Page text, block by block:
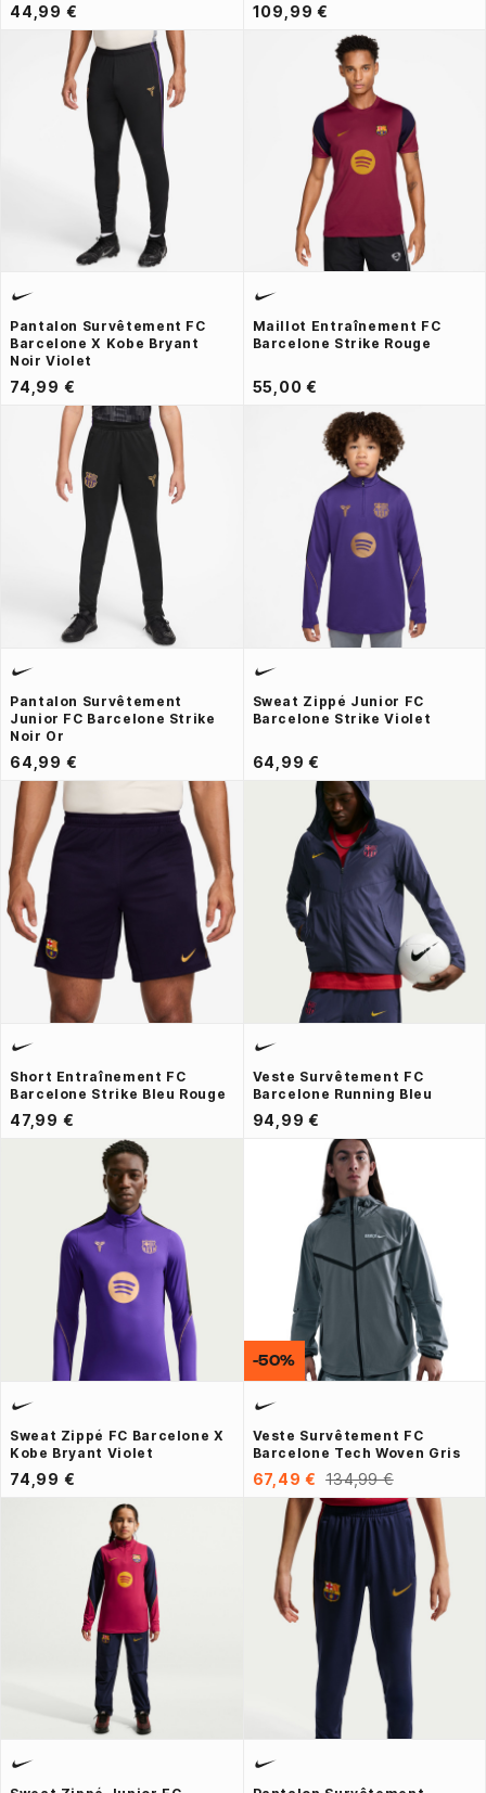
44,99 € 109,99 €
Pantalon Survêtement FC
Barcelone X Kobe Bryant
Noir Violet
74,99 €
Maillot Entraînement FC
Barcelone Strike Rouge
55,00 €
Pantalon Survêtement
Junior FC Barcelone Strike
Noir Or
64,99 €
Sweat Zippé Junior FC
Barcelone Strike Violet
64,99 €
Short Entraînement FC
Barcelone Strike Bleu Rouge
47,99 €
Veste Survêtement FC
Barcelone Running Bleu
94,99 €
Sweat Zippé FC Barcelone X
Kobe Bryant Violet
74,99 €
Veste Survêtement FC
Barcelone Tech Woven Gris
67,49 € 134,99 €
-50%